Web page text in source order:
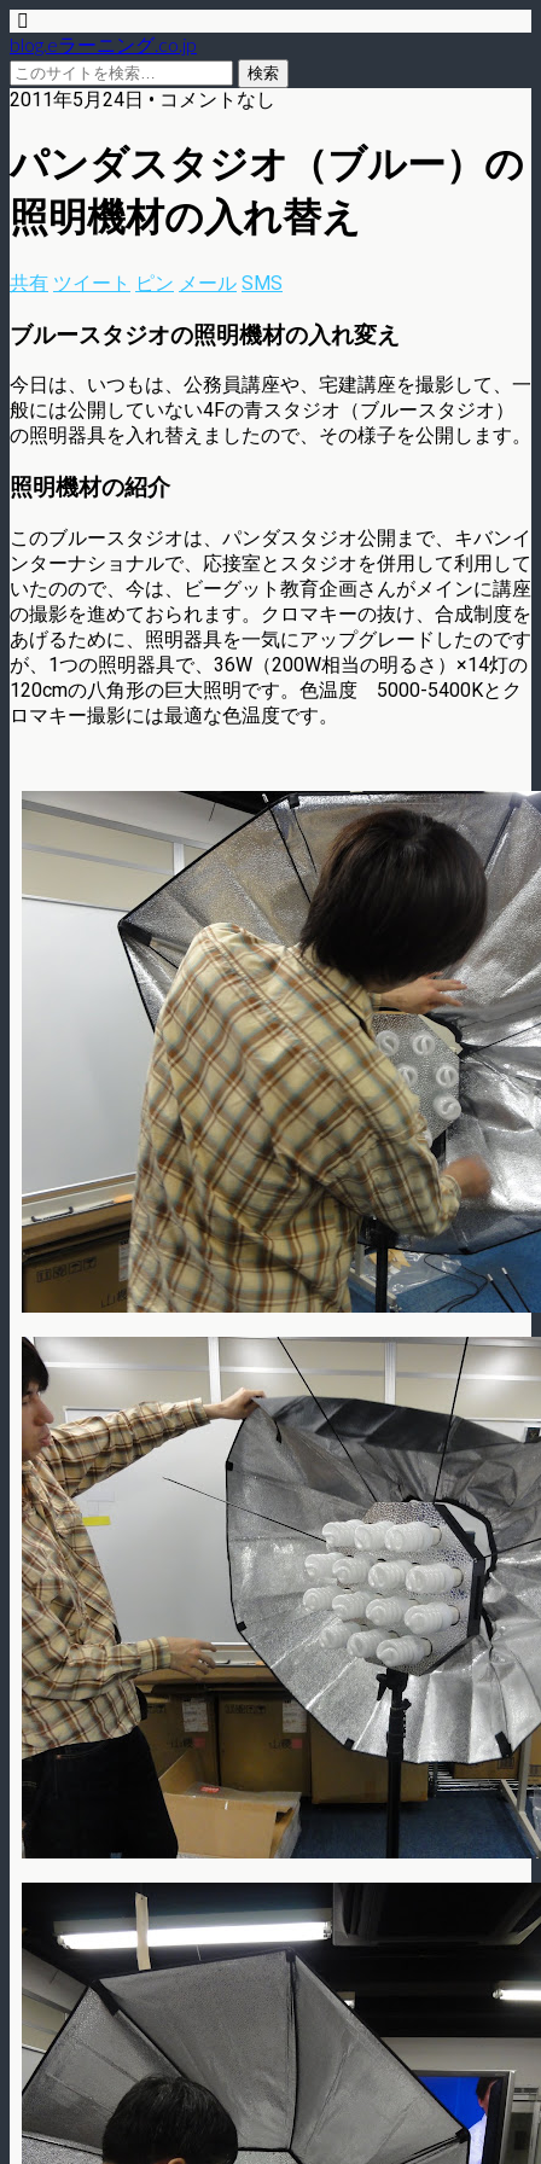
blog.eラーニング.co.jp
2011年5月24日 • コメントなし
パンダスタジオ（ブルー）の
照明機材の入れ替え
共有 ツイート ピン メール SMS
ブルースタジオの照明機材の入れ変え
今日は、いつもは、公務員講座や、宅建講座を撮影して、一
般には公開していない4Fの青スタジオ（ブルースタジオ）
の照明器具を入れ替えましたので、その様子を公開します。
照明機材の紹介
このブルースタジオは、パンダスタジオ公開まで、キバンイ
ンターナショナルで、応接室とスタジオを併用して利用して
いたのので、今は、ビーグット教育企画さんがメインに講座
の撮影を進めておられます。クロマキーの抜け、合成制度を
あげるために、照明器具を一気にアップグレードしたのです
が、1つの照明器具で、36W（200W相当の明るさ）×14灯の
120cmの八角形の巨大照明です。色温度 5000-5400Kとク
ロマキー撮影には最適な色温度です。